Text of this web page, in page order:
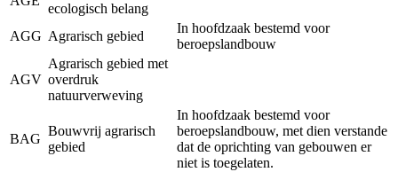
ecologisch belang
AGG Agrarisch gebied
In hoofdzaak bestemd voor
beroepslandbouw
AGV
Agrarisch gebied met
overdruk
natuurverweving
BAG
Bouwvrij agrarisch
gebied
In hoofdzaak bestemd voor
beroepslandbouw, met dien verstande
dat de oprichting van gebouwen er
niet is toegelaten.